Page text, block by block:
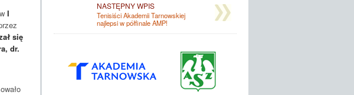
I
się
dr.
NASTĘPNY WPIS
Tenisiści Akademii Tarnowskiej
najlepsi w półfinale AMP!